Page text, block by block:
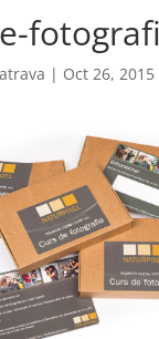
| Oct 26, 2015